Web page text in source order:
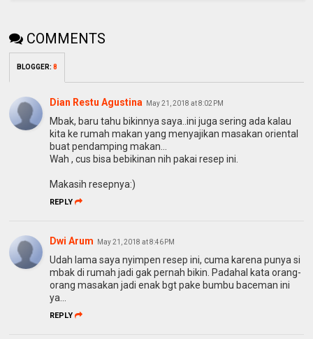
COMMENTS
BLOGGER:8
Dian Restu Agustina May 21, 2018 at 8:02 PM
Mbak, baru tahu bikinnya saya..ini juga sering ada kalau
kita ke rumah makan yang menyajikan masakan oriental
buat pendamping makan...
Wah , cus bisa bebikinan nih pakai resep ini.
Makasih resepnya:)
REPLY
Dwi Arum May 21, 2018 at 8:46 PM
Udah lama saya nyimpen resep ini, cuma karena punya si
mbak di rumah jadi gak pernah bikin. Padahal kata orang-
orang masakan jadi enak bgt pake bumbu baceman ini
ya...
REPLY